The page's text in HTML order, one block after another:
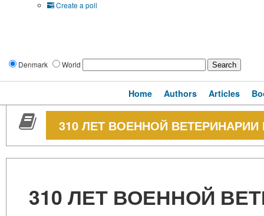
Create a poll
Denmark World
Home Authors Articles
310 ЛЕТ ВОЕННОЙ
310 ЛЕТ ВОЕННОЙ